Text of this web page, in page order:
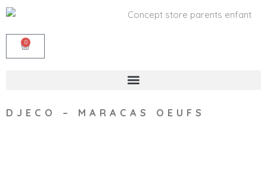
0
DJECO – MARACAS OEUFS